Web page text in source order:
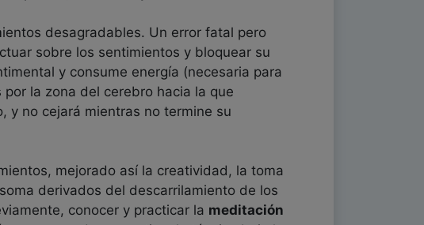
desagradables. Un error fatal pero
sobre los sentimientos y bloquear su
y consume energía (necesaria para
la zona del cerebro hacia la que
y no cejará mientras no termine su
mejorado así la creatividad, la toma
derivados del descarrilamiento de los
conocer y practicar la meditación